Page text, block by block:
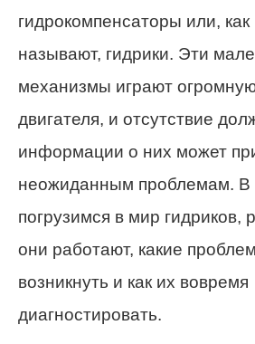
гидрокомпенсаторы или,
называют, гидрики. Эти
механизмы играют
двигателя, и отсутствие
информации о них может
неожиданным проблемам. В
погрузимся в мир гидриков,
они работают, какие
возникнуть и как их вовремя
диагностировать.